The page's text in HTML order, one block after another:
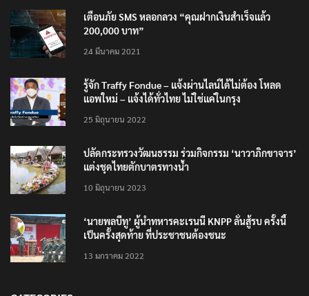
เตือนภัย SMS หลอกลวง “คุณฝากเงินสำเร็จแล้ว
200,000 บาท”
24 มีนาคม 2021
รู้จัก Traffy Fondue – แจ้งผ่านไลน์ได้ไม่ต้อง โหลด
แอพใหม่ – แจ้งได้ทั่วไทย ไม่ใช่แค่ในกรุง
25 มิถุนายน 2022
ปลัดกระทรวงวัฒนธรรม ร่วมกิจกรรม ‘นาวาภิกขาจาร’
แต่งชุดไทยตักบาตรทางน้ำ
10 มิถุนายน 2023
‘นายพลบีทู’ ผู้นำทหารคะเรนนี KNPP ลั่นสู้รบ ครั้งนี้
เป็นครั้งสุดท้าย ที่ประชาชนต้องชนะ
13 มกราคม 2022